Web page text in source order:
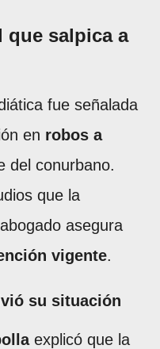
que salpica a
fue señalada
en robos a
del conurbano.
que la
asegura
vigente.
su situación
explicó que la